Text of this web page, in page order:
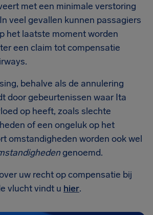
met een minimale verstoring
veel gevallen kunnen passagiers
het laatste moment worden
een claim tot compensatie
behalve als de annulering
door gebeurtenissen waar Ita
op heeft, zoals slechte
of een ongeluk op het
omstandigheden worden ook wel
genoemd.
uw recht op compensatie bij
vlucht vindt u hier.